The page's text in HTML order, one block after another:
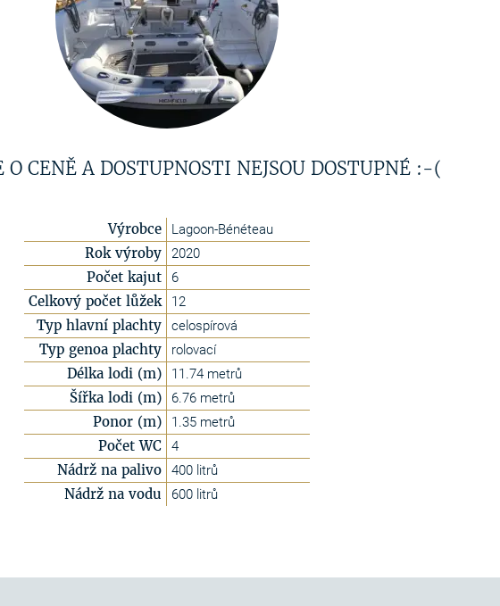
O CENĚ A DOSTUPNOSTI NEJSOU DOSTUPNÉ :-(
Výrobce Lagoon-Bénéteau
Rok výroby 2020
Počet kajut 6
Celkový počet lůžek 12
Typ hlavní plachty celospírová
Typ genoa plachty rolovací
Délka lodi (m) 11.74 metrů
Šířka lodi (m) 6.76 metrů
Ponor (m) 1.35 metrů
Počet WC 4
Nádrž na palivo 400 litrů
Nádrž na vodu 600 litrů